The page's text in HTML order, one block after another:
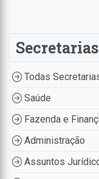
Secretarias
Todas
Saúde
Fazenda e
Administração
Assuntos